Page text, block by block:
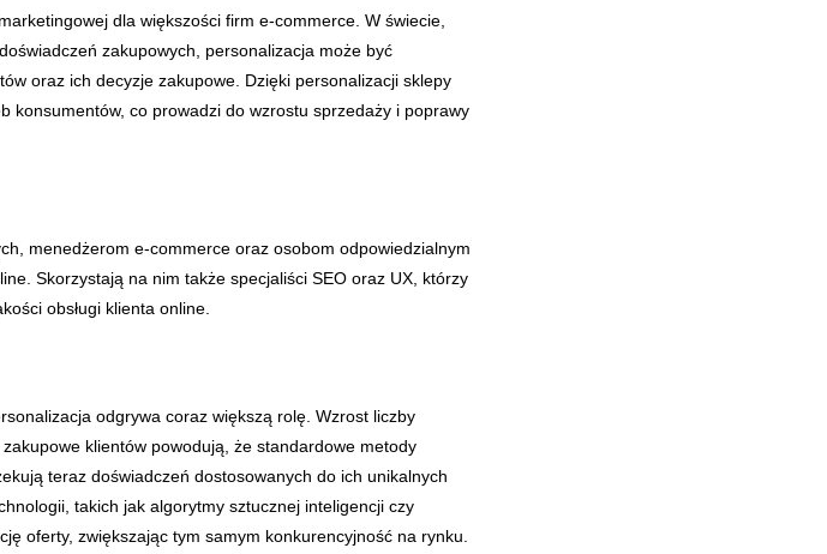
dla większości firm e-commerce. W świecie,
zakupowych, personalizacja może być
oraz ich decyzje zakupowe. Dzięki personalizacji sklepy
konsumentów, co prowadzi do wzrostu sprzedaży i poprawy
menedżerom e-commerce oraz osobom odpowiedzialnym
Skorzystają na nim także specjaliści SEO oraz UX, którzy
obsługi klienta online.
odgrywa coraz większą rolę. Wzrost liczby
klientów powodują, że standardowe metody
teraz doświadczeń dostosowanych do ich unikalnych
takich jak algorytmy sztucznej inteligencji czy
oferty, zwiększając tym samym konkurencyjność na rynku.